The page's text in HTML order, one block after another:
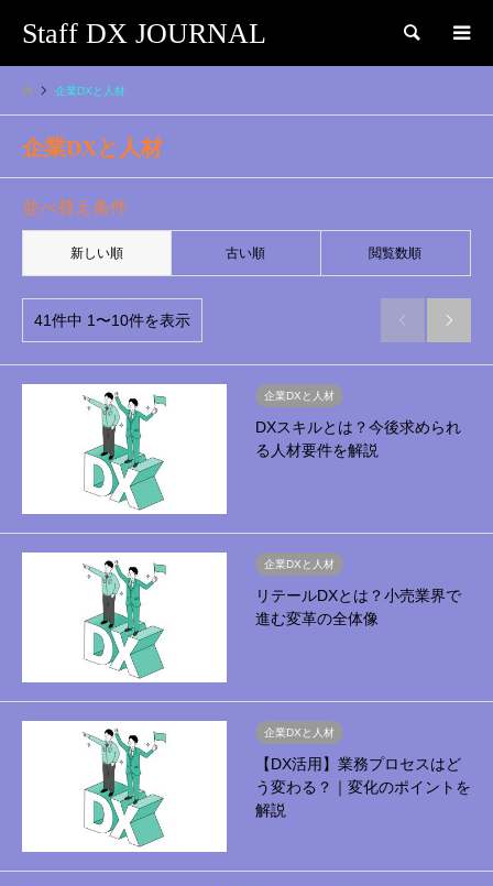
Staff DX JOURNAL 検索
企業DXと人材
企業DXと人材
並べ替え条件
新しい順 古い順 閲覧数順
41件中 1〜10件を表示  
企業DXと人材
DXスキルとは？今後求められ
る人材要件を解説
企業DXと人材
リテールDXとは？小売業界で
進む変革の全体像
企業DXと人材
【DX活用】業務プロセスはど
う変わる？｜変化のポイントを
解説